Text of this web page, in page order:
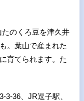
のくろ豆を津久井
。葉山で産まれた
育てられます。た
3-36、JR逗子駅、